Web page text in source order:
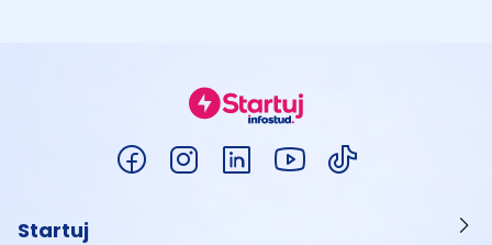
Startuj